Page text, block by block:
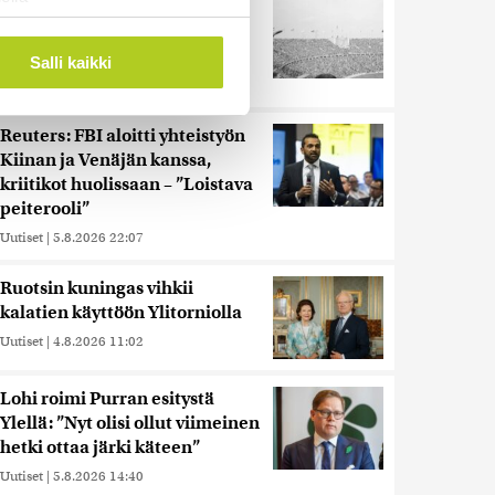
. Voit muuttaa
tukemiseen
alan
tietoja muihin tietoihin, joita
siirtää ulkomaille.
Salli kaikki
olympialaisissa, mitä pinnan
alla kyti
Uutiset | 5.8.2026 21:41
Reuters: FBI aloitti yhteistyön
Kiinan ja Venäjän kanssa,
kriitikot huolissaan – ”Loistava
peiterooli”
Uutiset | 5.8.2026 22:07
Ruotsin kuningas vihkii
kalatien käyttöön Ylitorniolla
Uutiset | 4.8.2026 11:02
Lohi roimi Purran esitystä
Ylellä: ”Nyt olisi ollut viimeinen
hetki ottaa järki käteen”
Uutiset | 5.8.2026 14:40